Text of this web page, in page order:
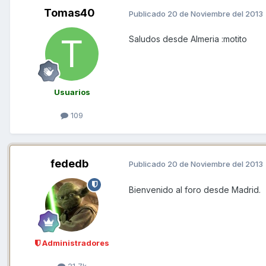
Tomas40
Usuarios
109
Publicado 20 de Noviembre del 2013
Saludos desde Almeria :motito
fededb
Administradores
Publicado 20 de Noviembre del 2013
Bienvenido al foro desde Madrid.